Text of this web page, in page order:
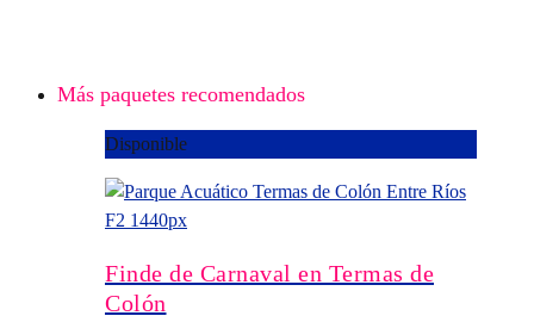
Más paquetes recomendados
Disponible
Finde de Carnaval en Termas de
Colón